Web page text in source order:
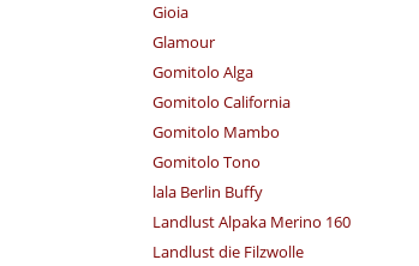
Gioia
Glamour
Gomitolo Alga
Gomitolo California
Gomitolo Mambo
Gomitolo Tono
lala Berlin Buffy
Landlust Alpaka Merino 160
Landlust die Filzwolle